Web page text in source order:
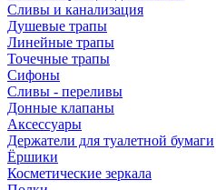
Сливы и канализация
Душевые трапы
Линейные трапы
Точечные трапы
Сифоны
Сливы - переливы
Донные клапаны
Аксессуары
Держатели для туалетной бумаги
Ёршики
Косметические зеркала